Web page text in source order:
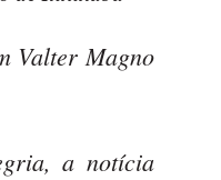
Valter Magno
a notícia